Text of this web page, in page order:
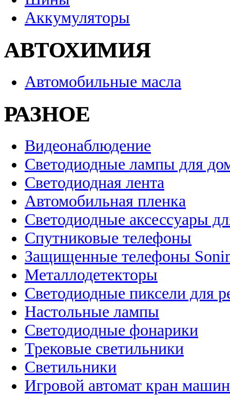
Аккумуляторы
АВТОХИМИЯ
Автомобильные масла
РАЗНОЕ
Видеонаблюдение
Светодиодные лампы для
Светодиодная лента
Автомобильная пленка
Светодиодные аксессуары
Спутниковые телефоны
Защищенные телефоны
Металлодетекторы
Светодиодные пиксели для
Настольные лампы
Светодиодные фонарики
Трековые светильники
Светильники
Игровой автомат кран